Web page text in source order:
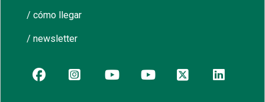
/ cómo llegar
/ newsletter